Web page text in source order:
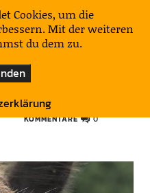
KOMMENTARE 0
Cookies, um die
Mit der weiteren
du dem zu.